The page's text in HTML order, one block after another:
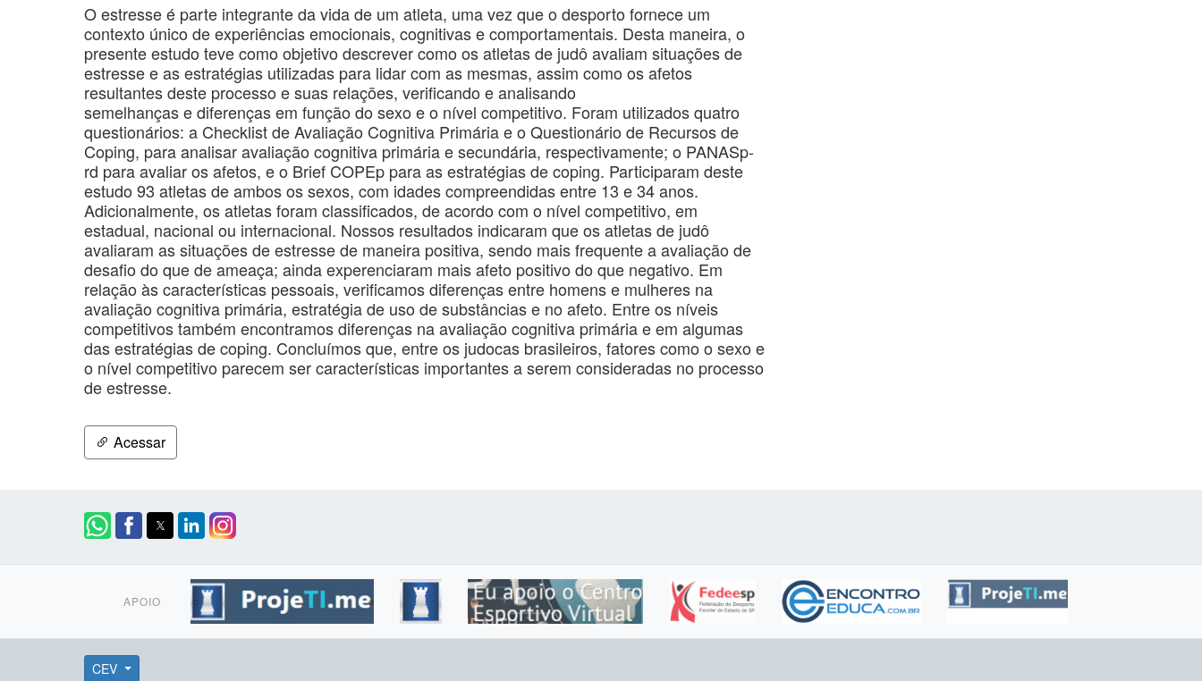
O estresse é parte integrante da vida de um atleta, uma vez que o desporto fornece um
contexto único de experiências emocionais, cognitivas e comportamentais. Desta maneira, o
presente estudo teve como objetivo descrever como os atletas de judô avaliam situações de
estresse e as estratégias utilizadas para lidar com as mesmas, assim como os afetos
resultantes deste processo e suas relações, verificando e analisando
semelhanças e diferenças em função do sexo e o nível competitivo. Foram utilizados quatro
questionários: a Checklist de Avaliação Cognitiva Primária e o Questionário de Recursos de
Coping, para analisar avaliação cognitiva primária e secundária, respectivamente; o PANASp-
rd para avaliar os afetos, e o Brief COPEp para as estratégias de coping. Participaram deste
estudo 93 atletas de ambos os sexos, com idades compreendidas entre 13 e 34 anos.
Adicionalmente, os atletas foram classificados, de acordo com o nível competitivo, em
estadual, nacional ou internacional. Nossos resultados indicaram que os atletas de judô
avaliaram as situações de estresse de maneira positiva, sendo mais frequente a avaliação de
desafio do que de ameaça; ainda experenciaram mais afeto positivo do que negativo. Em
relação às características pessoais, verificamos diferenças entre homens e mulheres na
avaliação cognitiva primária, estratégia de uso de substâncias e no afeto. Entre os níveis
competitivos também encontramos diferenças na avaliação cognitiva primária e em algumas
das estratégias de coping. Concluímos que, entre os judocas brasileiros, fatores como o sexo e
o nível competitivo parecem ser características importantes a serem consideradas no processo
de estresse.
Acessar
APOIO
CEV